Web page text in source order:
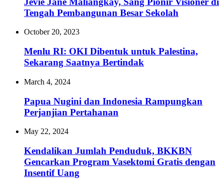
Tengah Pembangunan Besar Sekolah
October 20, 2023
Menlu RI: OKI Dibentuk untuk Palestina,
Sekarang Saatnya Bertindak
March 4, 2024
Papua Nugini dan Indonesia Rampungkan
Perjanjian Pertahanan
May 22, 2024
Kendalikan Jumlah Penduduk, BKKBN
Gencarkan Program Vasektomi Gratis dengan
Insentif Uang